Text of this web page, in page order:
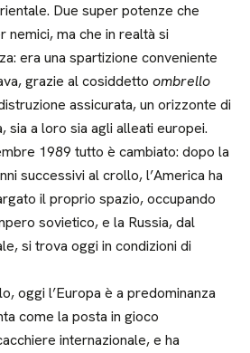
Due super potenze che
nemici, ma che in realtà si
era una spartizione conveniente
grazie al cosiddettoombrello
assicurata, un orizzonte di
sia a loro sia agli alleati europei.
1989 tutto è cambiato: dopo la
successivi al crollo, l’America ha
il proprio spazio, occupando
sovietico, e la Russia, dal
si trova oggi in condizioni di
oggi l’Europa è a predominanza
come la posta in gioco
internazionale, e ha